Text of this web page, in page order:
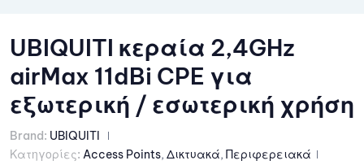
UBIQUITI κεραία 2,4GHz
airMax 11dBi CPE για
εξωτερική / εσωτερική χρήση
Brand: UBIQUITI
Κατηγορίες: Access Points, Δικτυακά, Περιφερειακά